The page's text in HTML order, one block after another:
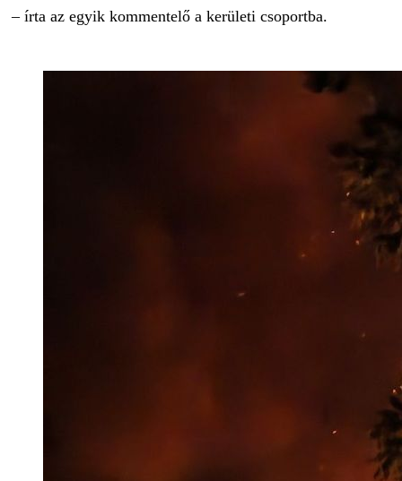
– írta az egyik kommentelő a kerületi csoportba.